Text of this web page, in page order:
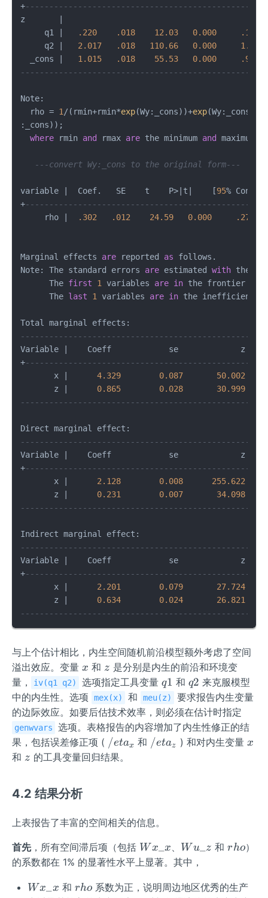
+
z
|
     q1
| .220 .018 12.03 0.000
.185
     q2
| 2.017 .018 110.66 0.000
1.981
  _cons
| 1.015 .018 55.53 0.000
.979
Note:
  rho
= 1 / (rmin+rmin*exp(Wy:_cons))+exp(Wy:_cons)
:_cons));
where rmin and rmax are the minimum and maximum
---convert Wy:_cons to the original form---
variable |
  Coef.   SE    t    P
>| t |
    [
95% Conf.
+
     rho
| .302 .012 24.59 0.000 .278
Marginal effects are reported as follows.
Note: The standard errors are estimated with the
      The
first 1 variables are in the frontier
      The
last 1 variables are in the inefficiency
Variable
|
+
       x
| 4.329 0.087
50.002
       z
| 0.865 0.028
30.999
Variable
|
+
       x
| 2.128 0.008
255.622
       z
| 0.231 0.007
34.098
Variable
|
+
       x
| 2.201 0.079
27.724
       z
| 0.634 0.024
26.821
与上个估计相比，内生空间随机前沿模型额外考虑了空间
溢出效应。变量 x
x 和 z
z 是分别是内生的前沿和环境变
量，
iv(q1 q2) 选项指定工具变量 q
1
q1 和 q
2
q2 来克服模型
中的内生性。选项
mex(x) 和 meu(z)
要求报告内生变量
的边际效应。如要后估技术效率，则必须在估计时指定
genwvars
选项。表格报告的内容增加了内生性修正的结
果，包括误差修正项 ( /
e
/etax 和 /
/etaz ) 和对内生变量 x
x
和 z
z 的工具变量回归结果。
4.2 结果分析
上表报告了丰富的空间相关的信息。
首先，所有空间滞后项（包括 W
x
x
Wx x
W
u
z
Wu_ z 和r
rho）
的系数都在 1% 的显著性水平上显著。其中，
W
Wx x 和 r
rho 系数为正，说明周边地区优秀的生产